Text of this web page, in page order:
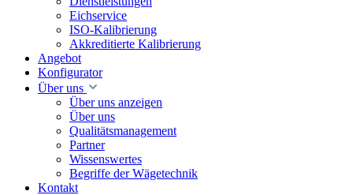
Eichservice
ISO-Kalibrierung
Akkreditierte Kalibrierung
Angebot
Konfigurator
Über uns
Über uns anzeigen
Über uns
Qualitätsmanagement
Partner
Wissenswertes
Begriffe der Wägetechnik
Kontakt